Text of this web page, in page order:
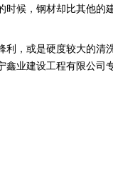
候，钢材却比其他
，或是硬度较大的
业建设工程有限公